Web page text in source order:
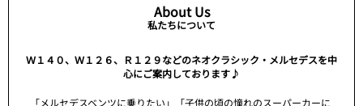
About Us
私たちについて
Ｗ１４０、Ｗ１２６、Ｒ１２９などのネオクラシック・メルセデスを中
心にご案内しております♪
「メルセデスベンツに乗りたい」「子供の頃の憧れのスーパーカーに